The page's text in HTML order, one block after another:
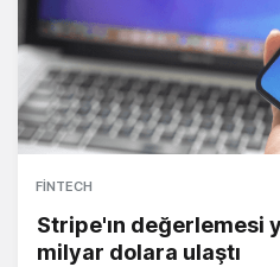
FINTECH
Stripe'ın değerlemesi
milyar dolara ulaştı